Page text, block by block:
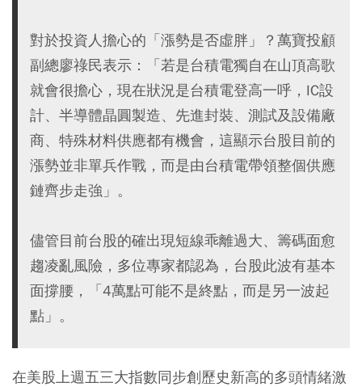
對於投資人擔心的「漲勢是否虛胖」？萬寶投顧
副總廖祿民表示：「若是台積電獨自在山頂高歌
就會很擔心，現在狀況是台積電登高一呼，IC設
計、半導體晶圓製造、先進封裝、測試及設備廠
商、特殊材料供應都有機會，這顯示台股目前的
漲勢並非單兵作戰，而是由台積電帶領整個供應
鏈齊步走強」。
儘管目前台股的確出現短線乖離過大、籌碼面愈
趨凌亂風險，多位專家都認為，台股此波有基本
面撐腰，「4萬點可能不是終點，而是另一波起
點」。
在美股上週五三大指數同步創歷史新高的多頭情緒激